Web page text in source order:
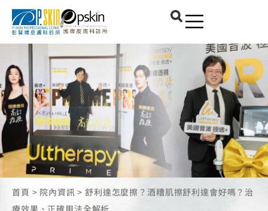
首頁 > 院內資訊 >舒利達怎麼擦？酒糟肌擦舒利達會好嗎？治
療效果、正確用法全解析